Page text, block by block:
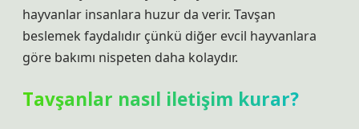
hayvanlar insanlara huzur da verir. Tavşan
beslemek faydalıdır çünkü diğer evcil hayvanlara
göre bakımı nispeten daha kolaydır.
Tavşanlar nasıl iletişim kurar?